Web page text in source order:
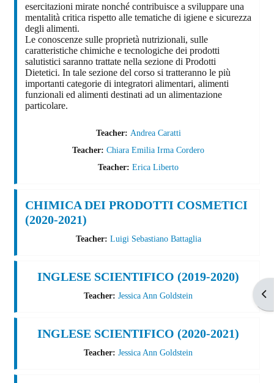
esercitazioni mirate nonché contribuisce a sviluppare una
mentalità critica rispetto alle tematiche di igiene e sicurezza
degli alimenti.
Le conoscenze sulle proprietà nutrizionali, sulle
caratteristiche chimiche e tecnologiche dei prodotti
salutistici saranno trattate nella sezione di Prodotti
Dietetici. In tale sezione del corso si tratteranno le più
importanti categorie di integratori alimentari, alimenti
funzionali ed alimenti destinati ad un alimentazione
particolare.
Teacher: Andrea Caratti
Teacher: Chiara Emilia Irma Cordero
Teacher: Erica Liberto
CHIMICA DEI PRODOTTI COSMETICI
(2020-2021)
Teacher: Luigi Sebastiano Battaglia
INGLESE SCIENTIFICO (2019-2020)
Teacher: Jessica Ann Goldstein
INGLESE SCIENTIFICO (2020-2021)
Teacher: Jessica Ann Goldstein